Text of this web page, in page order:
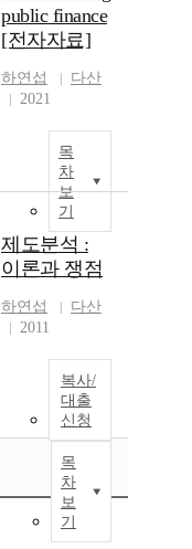
public finance
[전자자료]
하연섭
다산
2021
목
차
보
기
제도분석 :
이론과 쟁점
하연섭
다산
2011
복사/
대출
신청
목
차
보
기